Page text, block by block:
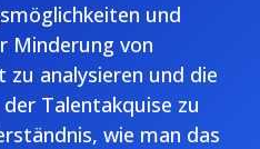
und
Minderung von
analysieren und die
Talentakquise zu
wie man das